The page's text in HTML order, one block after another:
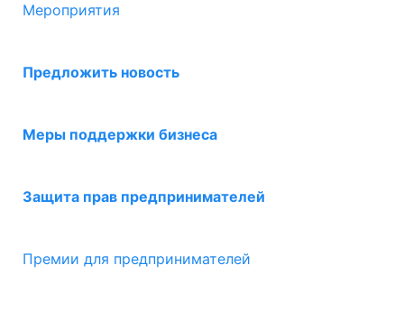
Мероприятия
Предложить новость
Меры поддержки бизнеса
Защита прав предпринимателей
Премии для предпринимателей